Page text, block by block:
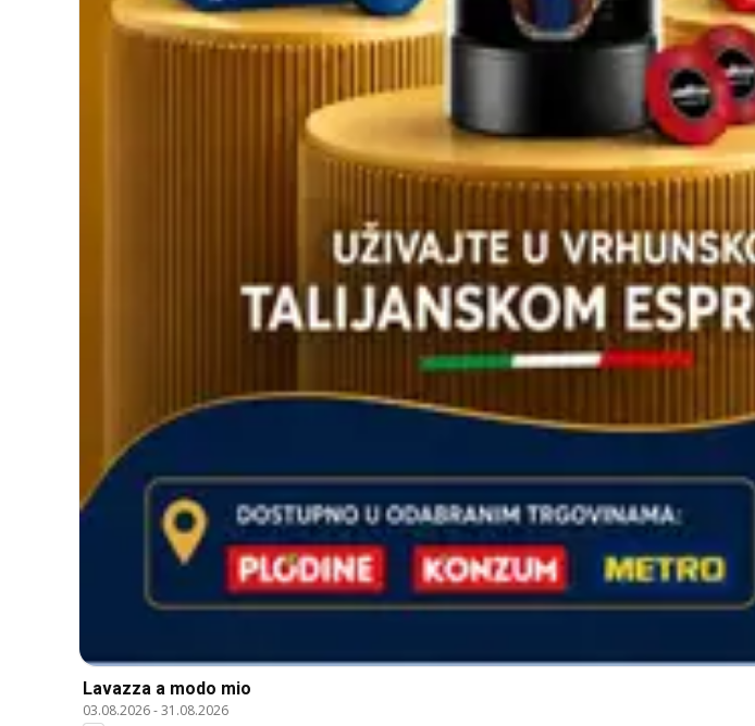
Lavazza a modo mio
03.08.2026-31.08.2026